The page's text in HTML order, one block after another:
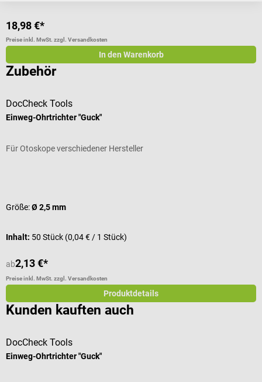
18,98 €*
Preise inkl. MwSt. zzgl. Versandkosten
In den Warenkorb
Zubehör
DocCheck Tools
Einweg-Ohrtrichter "Guck"
Für Otoskope verschiedener Hersteller
Größe:Ø 2,5 mm
Inhalt: 50 Stück (0,04 € / 1 Stück)
ab2,13 €*
Preise inkl. MwSt. zzgl. Versandkosten
Produktdetails
Kunden kauften auch
DocCheck Tools
Einweg-Ohrtrichter "Guck"